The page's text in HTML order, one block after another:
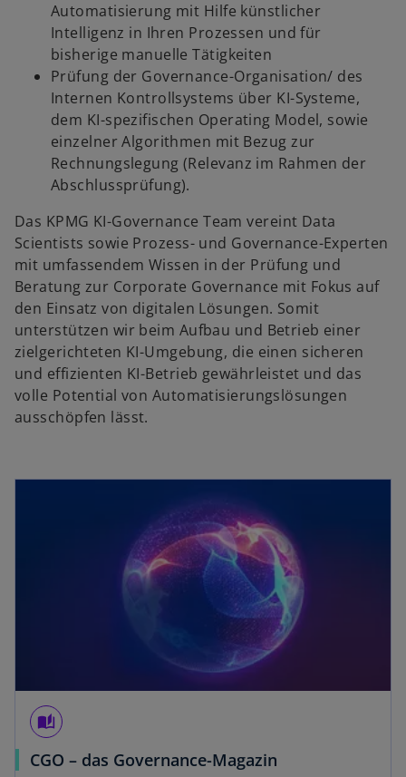
Automatisierung mit Hilfe künstlicher
Intelligenz in Ihren Prozessen und für
bisherige manuelle Tätigkeiten
Prüfung der Governance-Organisation/ des
Internen Kontrollsystems über KI-Systeme,
dem KI-spezifischen Operating Model, sowie
einzelner Algorithmen mit Bezug zur
Rechnungslegung (Relevanz im Rahmen der
Abschlussprüfung).
Das KPMG KI-Governance Team vereint Data
Scientists sowie Prozess- und Governance-Experten
mit umfassendem Wissen in der Prüfung und
Beratung zur Corporate Governance mit Fokus auf
den Einsatz von digitalen Lösungen. Somit
unterstützen wir beim Aufbau und Betrieb einer
zielgerichteten KI-Umgebung, die einen sicheren
und effizienten KI-Betrieb gewährleistet und das
volle Potential von Automatisierungslösungen
ausschöpfen lässt.
auto_stories
CGO – das Governance-Magazin